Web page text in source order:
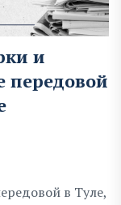
и
передовой
в Туле,